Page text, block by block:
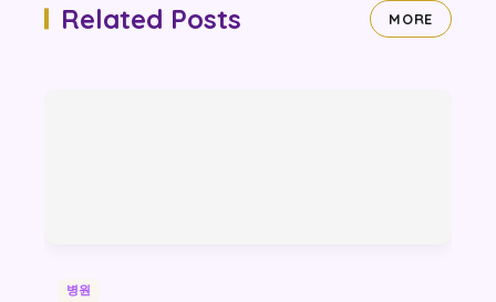
Related Posts MORE
병원